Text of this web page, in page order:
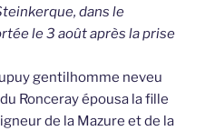
dans le
le 3 août après la prise
gentilhomme neveu
Ronceray épousa la fille
de la Mazure et de la